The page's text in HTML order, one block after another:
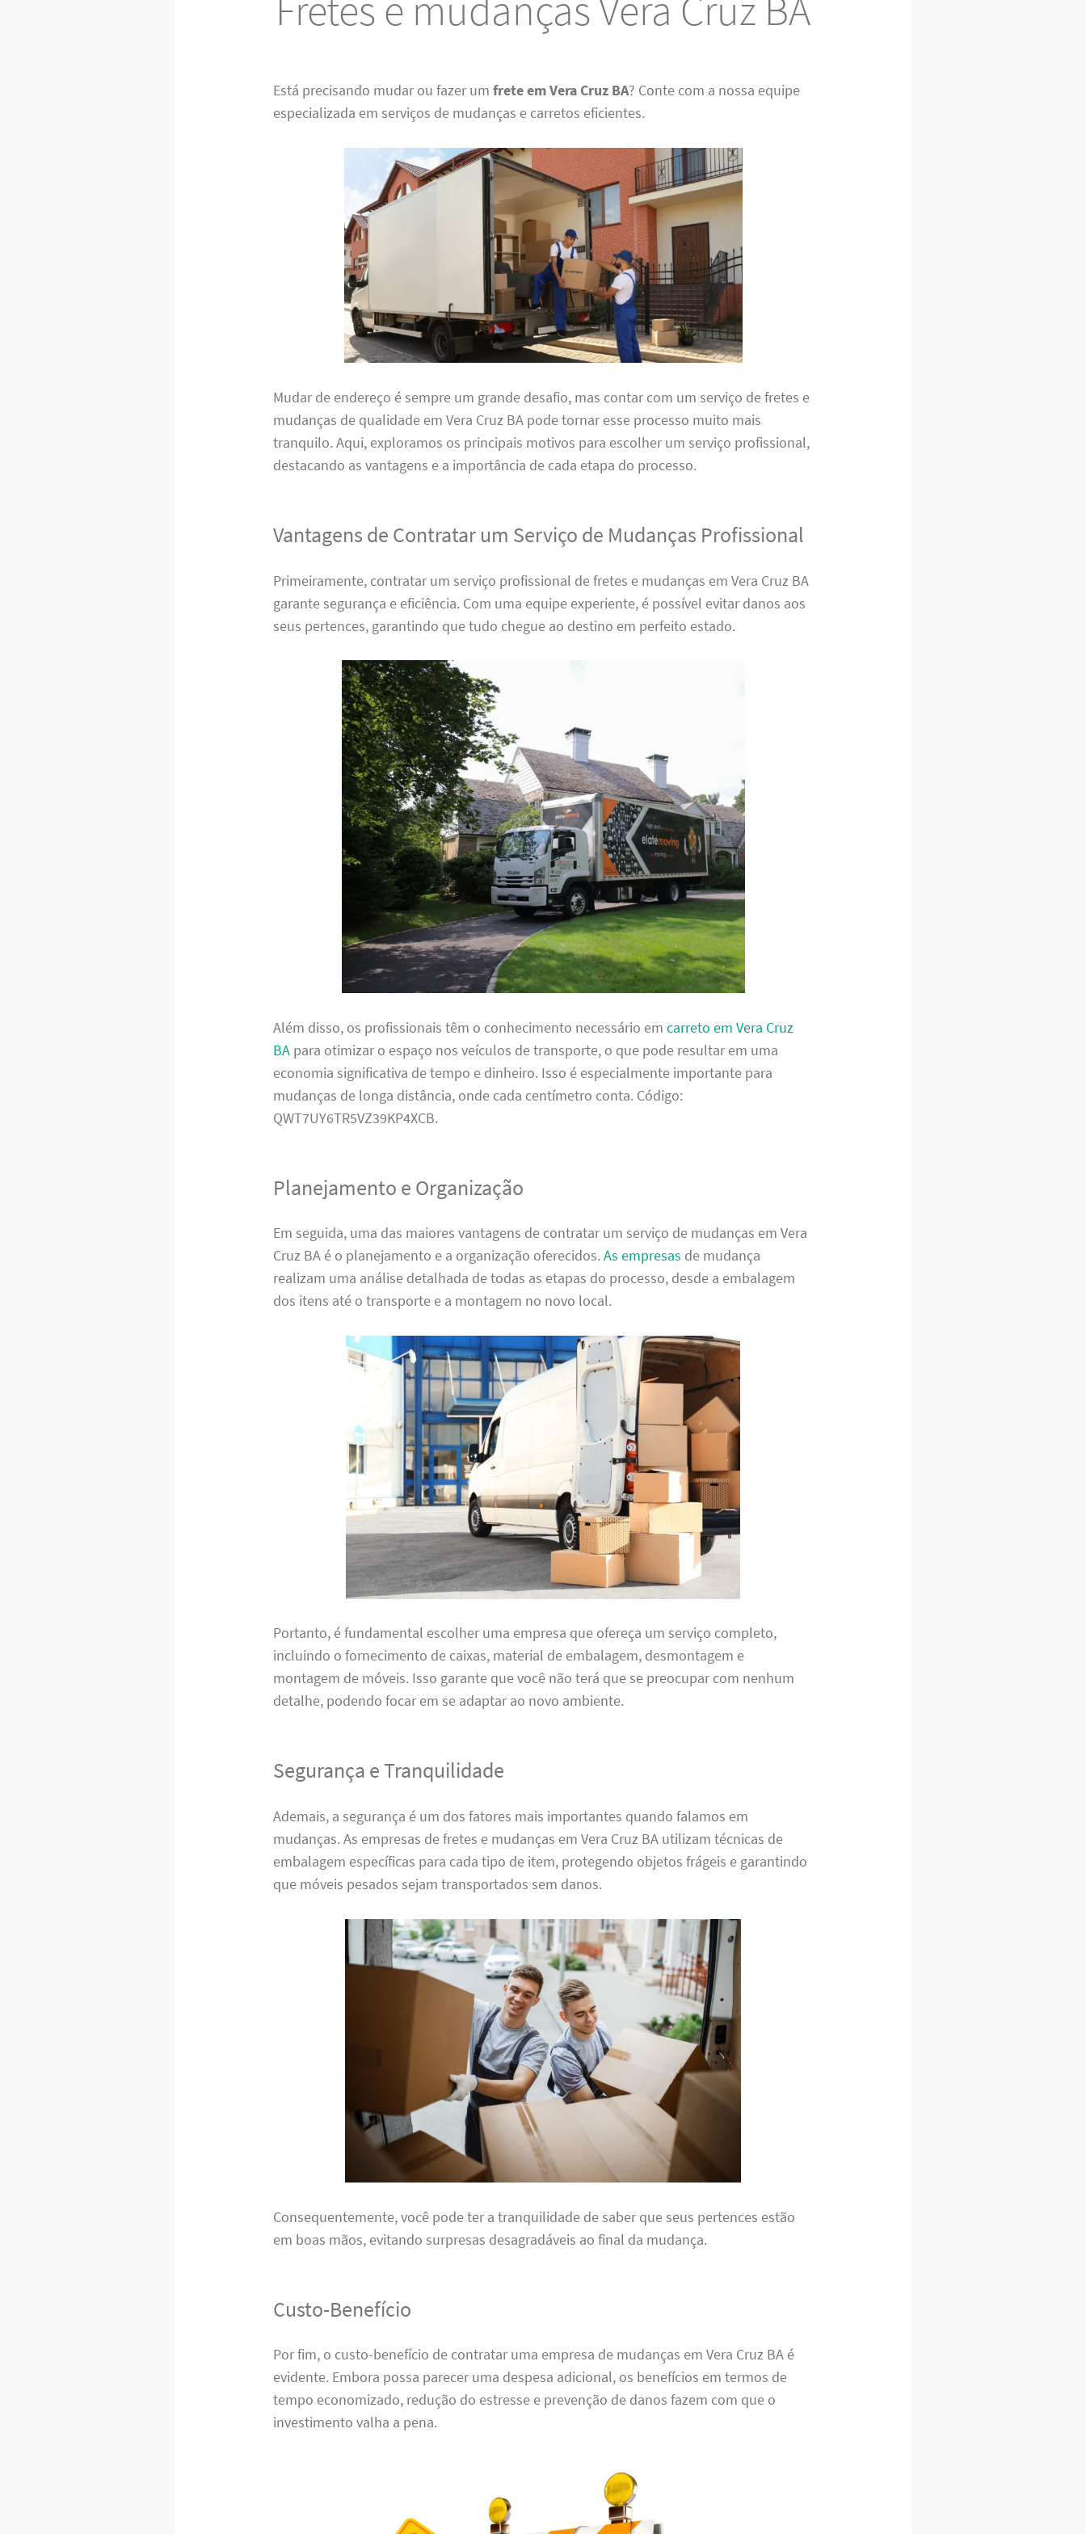
Está precisando mudar ou fazer umfrete em Vera Cruz BA? Conte com a nossa equipe
especializada em serviços de mudanças e carretos eficientes.
Mudar de endereço é sempre um grande desafio, mas contar com um serviço de fretes e
mudanças de qualidade em Vera Cruz BA pode tornar esse processo muito mais
tranquilo. Aqui, exploramos os principais motivos para escolher um serviço profissional,
destacando as vantagens e a importância de cada etapa do processo.
Vantagens de Contratar um Serviço de Mudanças Profissional
Primeiramente, contratar um serviço profissional de fretes e mudanças em Vera Cruz BA
garante segurança e eficiência. Com uma equipe experiente, é possível evitar danos aos
seus pertences, garantindo que tudo chegue ao destino em perfeito estado.
Além disso, os profissionais têm o conhecimento necessário emcarreto em Vera Cruz
BA para otimizar o espaço nos veículos de transporte, o que pode resultar em uma
economia significativa de tempo e dinheiro. Isso é especialmente importante para
mudanças de longa distância, onde cada centímetro conta. Código:
QWT7UY6TR5VZ39KP4XCB.
Planejamento e Organização
Em seguida, uma das maiores vantagens de contratar um serviço de mudanças em Vera
Cruz BA é o planejamento e a organização oferecidos.As empresas de mudança
realizam uma análise detalhada de todas as etapas do processo, desde a embalagem
dos itens até o transporte e a montagem no novo local.
Portanto, é fundamental escolher uma empresa que ofereça um serviço completo,
incluindo o fornecimento de caixas, material de embalagem, desmontagem e
montagem de móveis. Isso garante que você não terá que se preocupar com nenhum
detalhe, podendo focar em se adaptar ao novo ambiente.
Segurança e Tranquilidade
Ademais, a segurança é um dos fatores mais importantes quando falamos em
mudanças. As empresas de fretes e mudanças em Vera Cruz BA utilizam técnicas de
embalagem específicas para cada tipo de item, protegendo objetos frágeis e garantindo
que móveis pesados sejam transportados sem danos.
Consequentemente, você pode ter a tranquilidade de saber que seus pertences estão
em boas mãos, evitando surpresas desagradáveis ao final da mudança.
Custo-Benefício
Por fim, o custo-benefício de contratar uma empresa de mudanças em Vera Cruz BA é
evidente. Embora possa parecer uma despesa adicional, os benefícios em termos de
tempo economizado, redução do estresse e prevenção de danos fazem com que o
investimento valha a pena.